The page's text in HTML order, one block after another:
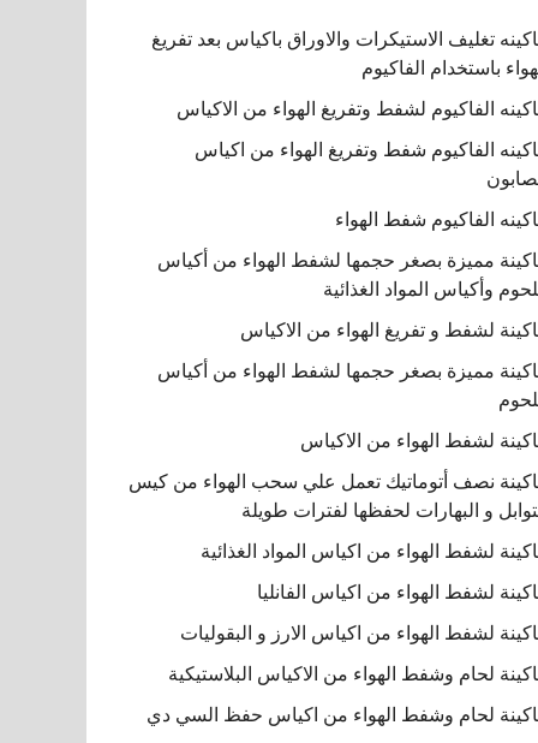
تغليف الاستيكرات والاوراق باكياس بعد تفريغ
باستخدام الفاكيوم
الفاكيوم لشفط وتفريغ الهواء من الاكياس
الفاكيوم شفط وتفريغ الهواء من اكياس
الفاكيوم شفط الهواء
مميزة بصغر حجمها لشفط الهواء من أكياس
وأكياس المواد الغذائية
لشفط و تفريغ الهواء من الاكياس
مميزة بصغر حجمها لشفط الهواء من أكياس
لشفط الهواء من الاكياس
نصف أتوماتيك تعمل علي سحب الهواء من كيس
و البهارات لحفظها لفترات طويلة
لشفط الهواء من اكياس المواد الغذائية
لشفط الهواء من اكياس الفانليا
لشفط الهواء من اكياس الارز و البقوليات
لحام وشفط الهواء من الاكياس البلاستيكية
لحام وشفط الهواء من اكياس حفظ السي دي